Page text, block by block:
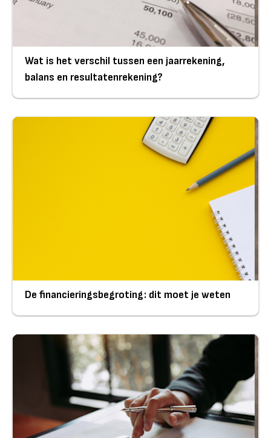
Wat is het verschil tussen een jaarrekening,
balans en resultatenrekening?
De financieringsbegroting: dit moet je weten